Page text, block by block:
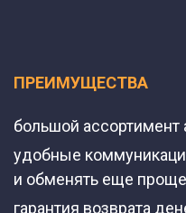
ПРЕИМУЩЕСТВА
большой ассортимент
удобные
и обменять еще проще
гарантия возврата